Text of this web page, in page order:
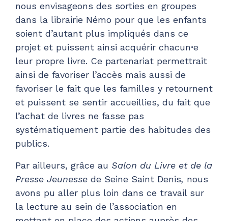
nous envisageons des sorties en groupes
dans la librairie Némo pour que les enfants
soient d’autant plus impliqués dans ce
projet et puissent ainsi acquérir chacun·e
leur propre livre. Ce partenariat permettrait
ainsi de favoriser l’accès mais aussi de
favoriser le fait que les familles y retournent
et puissent se sentir accueillies, du fait que
l’achat de livres ne fasse pas
systématiquement partie des habitudes des
publics.
Par ailleurs, grâce au Salon du Livre et de la
Presse Jeunesse de Seine Saint Denis, nous
avons pu aller plus loin dans ce travail sur
la lecture au sein de l’association en